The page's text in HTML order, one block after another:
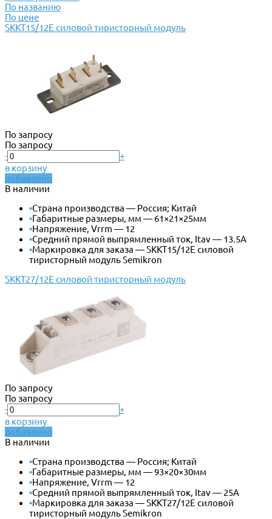
По названию
По цене
SKKT15/12E силовой тиристорный модуль
По запросу
По запросу
-
+
в корзину
добавлено
В наличии
•Страна производства — Россия; Китай
•Габаритные размеры, мм — 61×21×25мм
•Напряжение, Vrrm — 12
•Средний прямой выпрямленный ток, Itav — 13.5А
•Маркировка для заказа — SKKT15/12E силовой
тиристорный модуль Semikron
SKKT27/12E силовой тиристорный модуль
По запросу
По запросу
-
+
в корзину
добавлено
В наличии
•Страна производства — Россия; Китай
•Габаритные размеры, мм — 93×20×30мм
•Напряжение, Vrrm — 12
•Средний прямой выпрямленный ток, Itav — 25А
•Маркировка для заказа — SKKT27/12E силовой
тиристорный модуль Semikron